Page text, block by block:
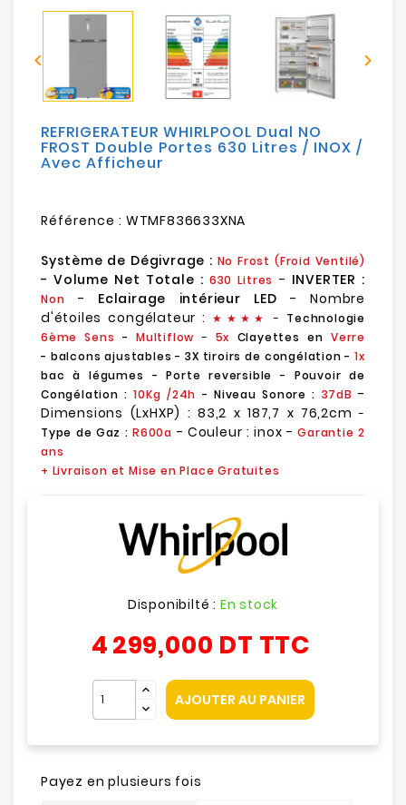
Sécurité
Mobilités
Loisirs
 
REFRIGERATEUR WHIRLPOOL Dual NO
FROST Double Portes 630 Litres / INOX /
Avec Afficheur
Référence : WTMF836633XNA
Système de Dégivrage : No Frost (Froid Ventilé)
- Volume Net Totale : 630 Litres - INVERTER :
Non - Eclairage intérieur LED - Nombre
d'étoiles congélateur : ★ ★ ★★ - Technologie
6ème Sens -Multiflow - 5x Clayettes en Verre
- balcons ajustables - 3X tiroirs de congélation -1x
bac à légumes - Porte reversible - Pouvoir de
Congélation :10Kg /24h - Niveau Sonore : 37dB -
Dimensions (LxHXP) : 83,2 x 187,7 x 76,2cm-
Type de Gaz : R600a - Couleur : inox -Garantie 2
ans
+ Livraison et Mise en Place Gratuites
Disponibilté : En stock
4 299,000 DT TTC
AJOUTER AU PANIER
Payez en plusieurs fois